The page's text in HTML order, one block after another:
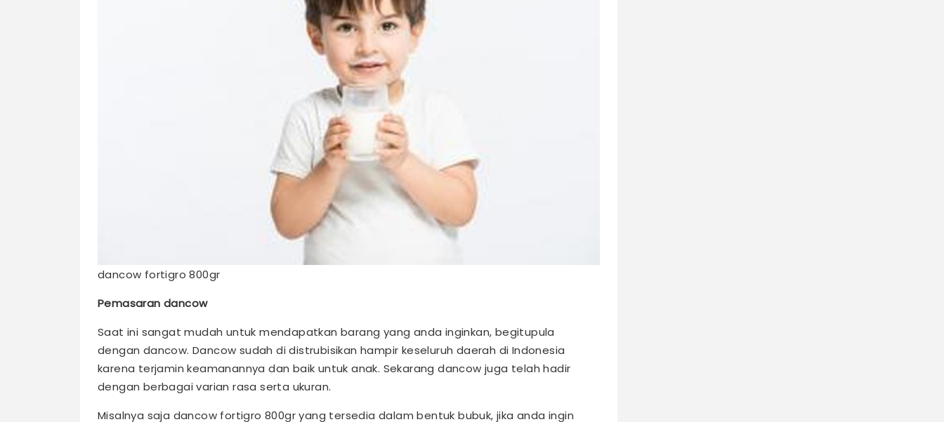
dancow fortigro 800gr
Pemasaran dancow
Saat ini sangat mudah untuk mendapatkan barang yang anda inginkan, begitupula
dengan dancow. Dancow sudah di distrubisikan hampir keseluruh daerah di Indonesia
karena terjamin keamanannya dan baik untuk anak. Sekarang dancow juga telah hadir
dengan berbagai varian rasa serta ukuran.
Misalnya saja dancow fortigro 800gr yang tersedia dalam bentuk bubuk, jika anda ingin